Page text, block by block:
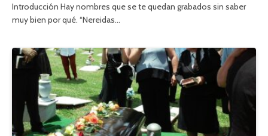
Introducción Hay nombres que se te quedan grabados sin saber
muy bien por qué. “Nereidas…